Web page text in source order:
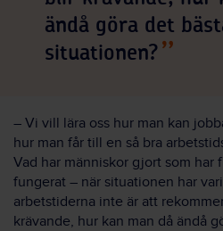
ändå göra det
situationen?
– Vi vill lära oss hur man kan
hur man får till en så bra
Vad har människor gjort som har
fungerat – när situationen har
arbetstiderna inte är att
krävande, hur kan man då ändå